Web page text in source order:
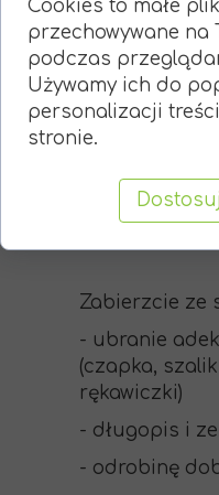
Drużyna
Okami
Miejsce
zbiórki: Białe
Zabierzcie ze
- ubranie
(czapka,
rękawiczki)
- długopis i
- odrobinę
Cookies to małe
przechowywane na
podczas
Używamy ich do
personalizacji
stronie.
Dostosuj